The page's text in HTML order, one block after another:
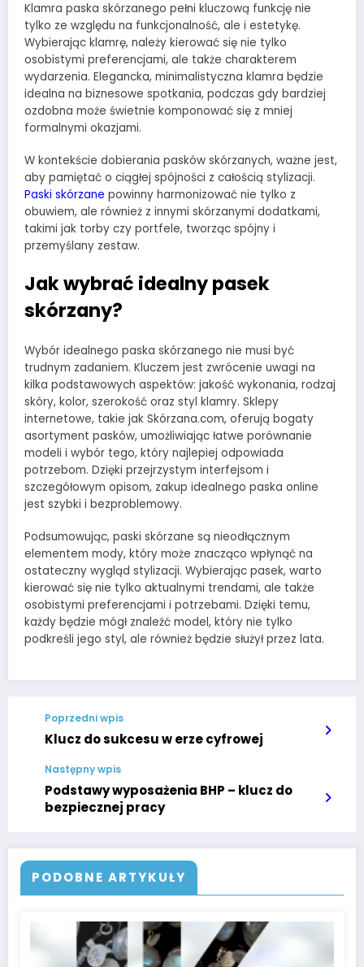
Klamra paska skórzanego pełni kluczową funkcję nie
tylko ze względu na funkcjonalność, ale i estetykę.
Wybierając klamrę, należy kierować się nie tylko
osobistymi preferencjami, ale także charakterem
wydarzenia. Elegancka, minimalistyczna klamra będzie
idealna na biznesowe spotkania, podczas gdy bardziej
ozdobna może świetnie komponować się z mniej
formalnymi okazjami.
W kontekście dobierania pasków skórzanych, ważne jest,
aby pamiętać o ciągłej spójności z całością stylizacji.
Paski skórzane powinny harmonizować nie tylko z
obuwiem, ale również z innymi skórzanymi dodatkami,
takimi jak torby czy portfele, tworząc spójny i
przemyślany zestaw.
Jak wybrać idealny pasek
skórzany?
Wybór idealnego paska skórzanego nie musi być
trudnym zadaniem. Kluczem jest zwrócenie uwagi na
kilka podstawowych aspektów: jakość wykonania, rodzaj
skóry, kolor, szerokość oraz styl klamry. Sklepy
internetowe, takie jak Skórzana.com, oferują bogaty
asortyment pasków, umożliwiając łatwe porównanie
modeli i wybór tego, który najlepiej odpowiada
potrzebom. Dzięki przejrzystym interfejsom i
szczegółowym opisom, zakup idealnego paska online
jest szybki i bezproblemowy.
Podsumowując, paski skórzane są nieodłącznym
elementem mody, który może znacząco wpłynąć na
ostateczny wygląd stylizacji. Wybierając pasek, warto
kierować się nie tylko aktualnymi trendami, ale także
osobistymi preferencjami i potrzebami. Dzięki temu,
każdy będzie mógł znaleźć model, który nie tylko
podkreśli jego styl, ale również będzie służył przez lata.
Poprzedni wpis
Klucz do sukcesu w erze cyfrowej
Następny wpis
Podstawy wyposażenia BHP – klucz do
bezpiecznej pracy
PODOBNE ARTYKUŁY